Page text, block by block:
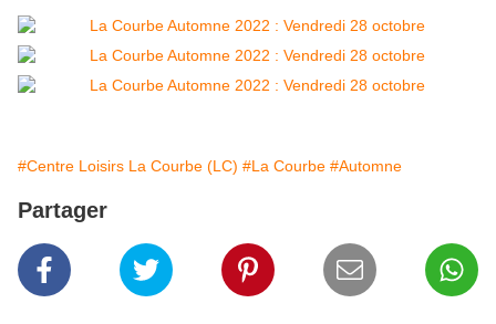
#Centre Loisirs La Courbe (LC) #La Courbe #Automne
Partager